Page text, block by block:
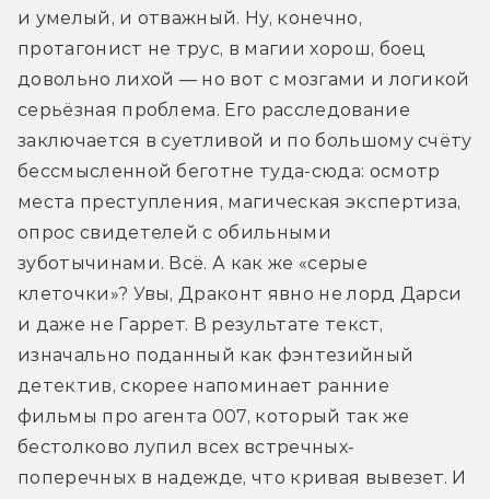
и умелый, и отважный. Ну, конечно,
протагонист не трус, в магии хорош, боец
довольно лихой — но вот с мозгами и логикой
серьёзная проблема. Его расследование
заключается в суетливой и по большому счёту
бессмысленной беготне туда-сюда: осмотр
места преступления, магическая экспертиза,
опрос свидетелей с обильными
зуботычинами. Всё. А как же «серые
клеточки»? Увы, Драконт явно не лорд Дарси
и даже не Гаррет. В результате текст,
изначально поданный как фэнтезийный
детектив, скорее напоминает ранние
фильмы про агента 007, который так же
бестолково лупил всех встречных-
поперечных в надежде, что кривая вывезет. И